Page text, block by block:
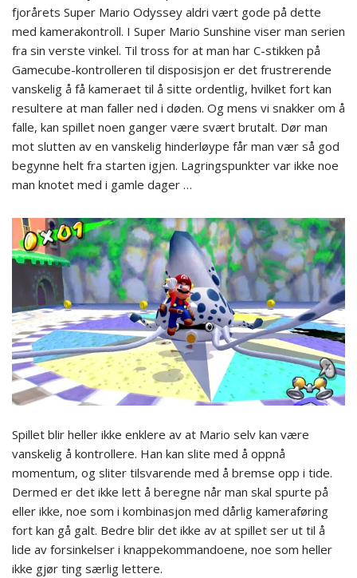
fjorårets Super Mario Odyssey aldri vært gode på dette
med kamerakontroll. I Super Mario Sunshine viser man serien
fra sin verste vinkel. Til tross for at man har C-stikken på
Gamecube-kontrolleren til disposisjon er det frustrerende
vanskelig å få kameraet til å sitte ordentlig, hvilket fort kan
resultere at man faller ned i døden. Og mens vi snakker om å
falle, kan spillet noen ganger være svært brutalt. Dør man
mot slutten av en vanskelig hinderløype får man vær så god
begynne helt fra starten igjen. Lagringspunkter var ikke noe
man knotet med i gamle dager …
Spillet blir heller ikke enklere av at Mario selv kan være
vanskelig å kontrollere. Han kan slite med å oppnå
momentum, og sliter tilsvarende med å bremse opp i tide.
Dermed er det ikke lett å beregne når man skal spurte på
eller ikke, noe som i kombinasjon med dårlig kameraføring
fort kan gå galt. Bedre blir det ikke av at spillet ser ut til å
lide av forsinkelser i knappekommandoene, noe som heller
ikke gjør ting særlig lettere.